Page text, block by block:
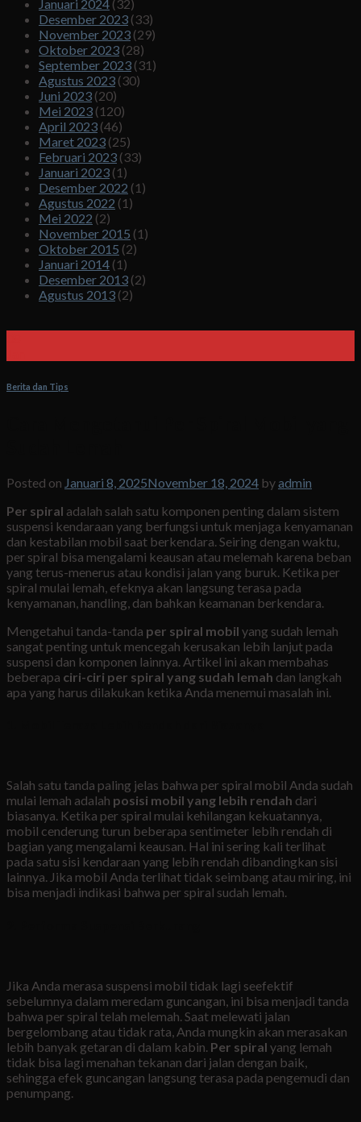
Januari 2024 (32)
Desember 2023 (33)
November 2023 (29)
Oktober 2023 (28)
September 2023 (31)
Agustus 2023 (30)
Juni 2023 (20)
Mei 2023 (120)
April 2023 (46)
Maret 2023 (25)
Februari 2023 (33)
Januari 2023 (1)
Desember 2022 (1)
Agustus 2022 (1)
Mei 2022 (2)
November 2015 (1)
Oktober 2015 (2)
Januari 2014 (1)
Desember 2013 (2)
Agustus 2013 (2)
Berita dan Tips
Posted on Januari 8, 2025November 18, 2024 byadmin
Per spiral adalah salah satu komponen penting dalam sistem
suspensi kendaraan yang berfungsi untuk menjaga kenyamanan
dan kestabilan mobil saat berkendara. Seiring dengan waktu,
per spiral bisa mengalami keausan atau melemah karena beban
yang terus-menerus atau kondisi jalan yang buruk. Ketika per
spiral mulai lemah, efeknya akan langsung terasa pada
kenyamanan, handling, dan bahkan keamanan berkendara.
Mengetahui tanda-tanda per spiral mobil yang sudah lemah
sangat penting untuk mencegah kerusakan lebih lanjut pada
suspensi dan komponen lainnya. Artikel ini akan membahas
beberapa ciri-ciri per spiral yang sudah lemah dan langkah
apa yang harus dilakukan ketika Anda menemui masalah ini.
Salah satu tanda paling jelas bahwa per spiral mobil Anda sudah
mulai lemah adalah posisi mobil yang lebih rendah dari
biasanya. Ketika per spiral mulai kehilangan kekuatannya,
mobil cenderung turun beberapa sentimeter lebih rendah di
bagian yang mengalami keausan. Hal ini sering kali terlihat
pada satu sisi kendaraan yang lebih rendah dibandingkan sisi
lainnya. Jika mobil Anda terlihat tidak seimbang atau miring, ini
bisa menjadi indikasi bahwa per spiral sudah lemah.
Jika Anda merasa suspensi mobil tidak lagi seefektif
sebelumnya dalam meredam guncangan, ini bisa menjadi tanda
bahwa per spiral telah melemah. Saat melewati jalan
bergelombang atau tidak rata, Anda mungkin akan merasakan
lebih banyak getaran di dalam kabin. Per spiral yang lemah
tidak bisa lagi menahan tekanan dari jalan dengan baik,
sehingga efek guncangan langsung terasa pada pengemudi dan
penumpang.